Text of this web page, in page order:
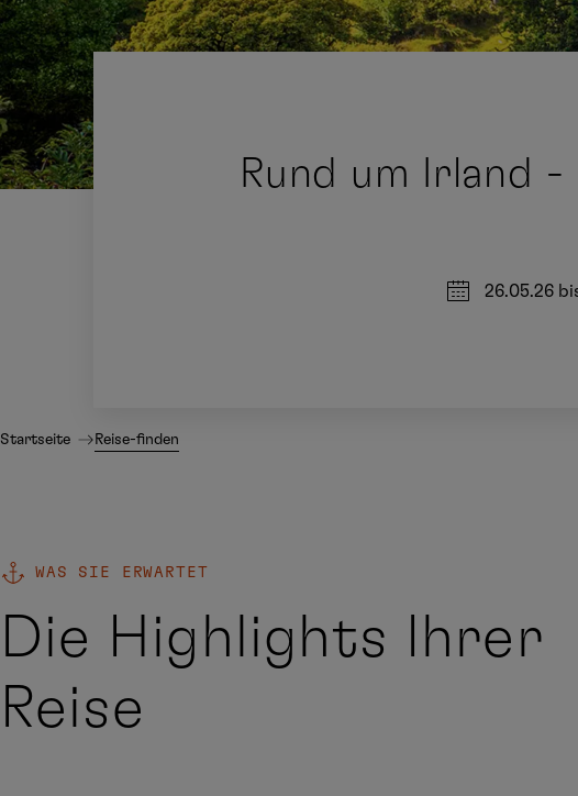
Rund um Irland
26.05.26
Startseite Reise-finden
WAS SIE ERWARTET
Die Highlights Ihrer
Reise